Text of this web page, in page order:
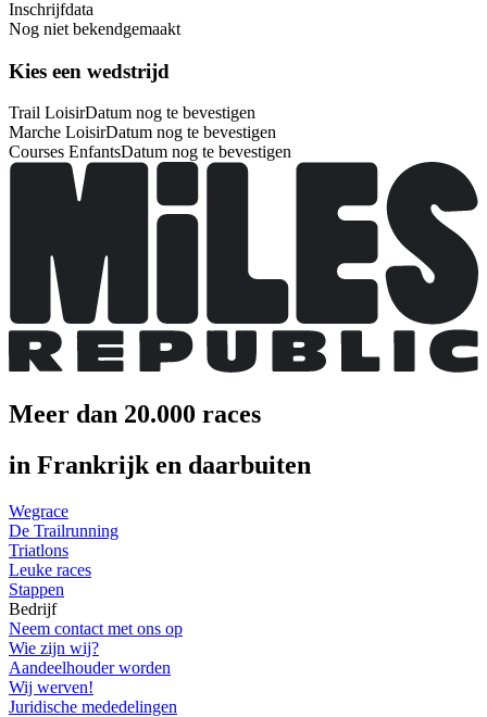
Inschrijfdata
Nog niet bekendgemaakt
Kies een wedstrijd
Trail LoisirDatum nog te bevestigen
Marche LoisirDatum nog te bevestigen
Courses EnfantsDatum nog te bevestigen
Meer dan 20.000 races
in Frankrijk en daarbuiten
Wegrace
De Trailrunning
Triatlons
Leuke races
Stappen
Bedrijf
Neem contact met ons op
Wie zijn wij?
Aandeelhouder worden
Wij werven!
Juridische mededelingen